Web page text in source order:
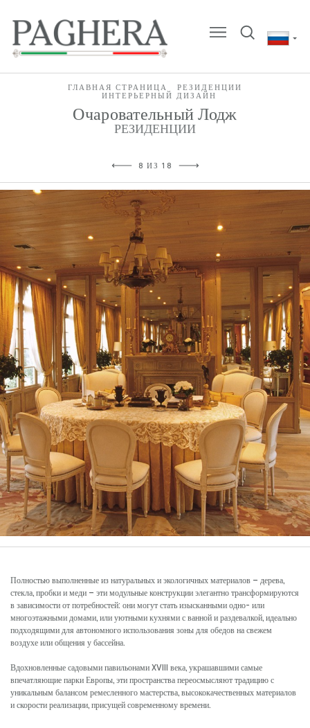
ГЛАВНАЯ СТРАНИЦА
РЕЗИДЕНЦИИ
ИНТЕРЬЕРНЫЙ ДИЗАЙН
Очаровательный Лодж
РЕЗИДЕНЦИИ
8 ИЗ 18
Полностью выполненные из натуральных и экологичных материалов – дерева,
стекла, пробки и меди – эти модульные конструкции элегантно трансформируются
в зависимости от потребностей: они могут стать изысканными одно- или
многоэтажными домами, или уютными кухнями с ванной и раздевалкой, идеально
подходящими для автономного использования зоны для обедов на свежем
воздухе или общения у бассейна.
Вдохновленные садовыми павильонами XVIII века, украшавшими самые
впечатляющие парки Европы, эти пространства переосмысляют традицию с
уникальным балансом ремесленного мастерства, высококачественных материалов
и скорости реализации, присущей современному времени.